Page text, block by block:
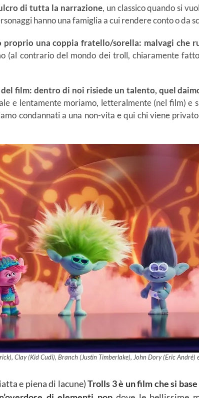
di tutta la narrazione, un classico quando si
hanno una famiglia a cui rendere conto o da
proprio una coppia fratello/sorella: malvagi che
(al contrario del mondo dei troll, chiaramente
film: dentro di noi risiede un talento, quel
e lentamente moriamo, letteralmente (nel film) e
condannati a una non-vita e qui chi viene
Clay (Kid Cudi), Branch (Justin Timberlake), John Dory (Eric
e piena di lacune)Trolls 3 è un film che si